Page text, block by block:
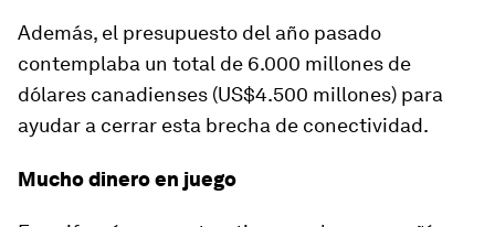
Además, el presupuesto del año pasado
contemplaba un total de 6.000 millones de
dólares canadienses (US$4.500 millones) para
ayudar a cerrar esta brecha de conectividad.
Mucho dinero en juego